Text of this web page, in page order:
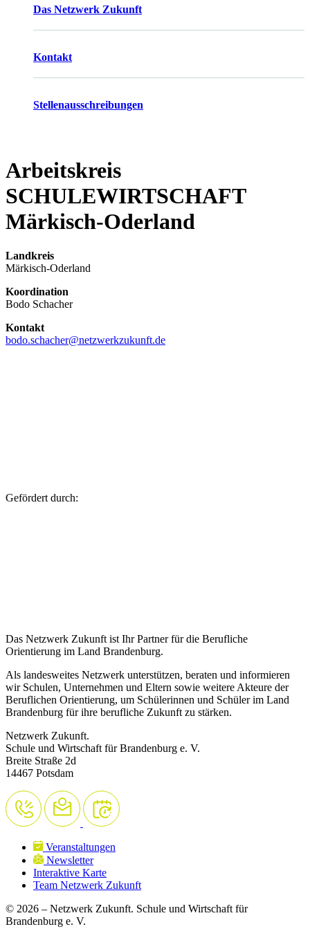
Das Netzwerk Zukunft
Kontakt
Stellenausschreibungen
Arbeitskreis
SCHULEWIRTSCHAFT
Märkisch-Oderland
Landkreis
Märkisch-Oderland
Koordination
Bodo Schacher
Kontakt
bodo.schacher@netzwerkzukunft.de
Gefördert durch:
Das Netzwerk Zukunft ist Ihr Partner für die Berufliche
Orientierung im Land Brandenburg.
Als landesweites Netzwerk unterstützen, beraten und informieren
wir Schulen, Unternehmen und Eltern sowie weitere Akteure der
Beruflichen Orientierung, um Schülerinnen und Schüler im Land
Brandenburg für ihre berufliche Zukunft zu stärken.
Netzwerk Zukunft.
Schule und Wirtschaft für Brandenburg e. V.
Breite Straße 2d
14467 Potsdam
Veranstaltungen
Newsletter
Interaktive Karte
Team Netzwerk Zukunft
© 2026 – Netzwerk Zukunft. Schule und Wirtschaft für
Brandenburg e. V.